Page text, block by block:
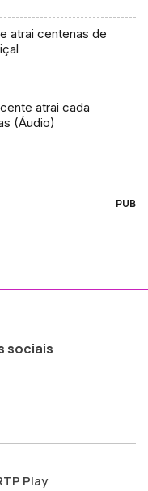
atrai centenas de
atrai cada
(Áudio)
PUB
sociais
ao
Play